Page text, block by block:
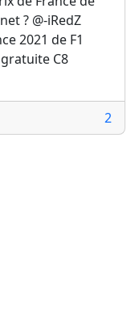
? @-iRedZ
2021 de F1
C8
2